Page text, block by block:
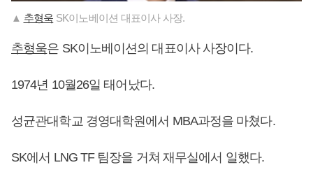
▲ 추형욱 SK이노베이션 대표이사 사장.
추형욱은 SK이노베이션의 대표이사 사장이다.
1974년 10월26일 태어났다.
성균관대학교 경영대학원에서 MBA과정을 마쳤다.
SK에서 LNG TF 팀장을 거쳐 재무실에서 일했다.